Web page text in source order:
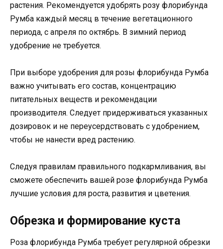
растения. Рекомендуется удобрять розу флорибунда
Румба каждый месяц в течение вегетационного
периода, с апреля по октябрь. В зимний период
удобрение не требуется.
При выборе удобрения для розы флорибунда Румба
важно учитывать его состав, концентрацию
питательных веществ и рекомендации
производителя. Следует придерживаться указанных
дозировок и не переусердствовать с удобрением,
чтобы не нанести вред растению.
Следуя правилам правильного подкармливания, вы
сможете обеспечить вашей розе флорибунда Румба
лучшие условия для роста, развития и цветения.
Обрезка и формирование куста
Роза флорибунда Румба требует регулярной обрезки